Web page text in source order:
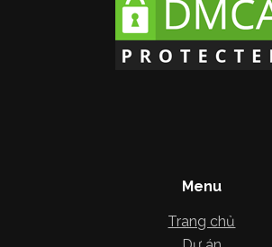
Menu
Trang chủ